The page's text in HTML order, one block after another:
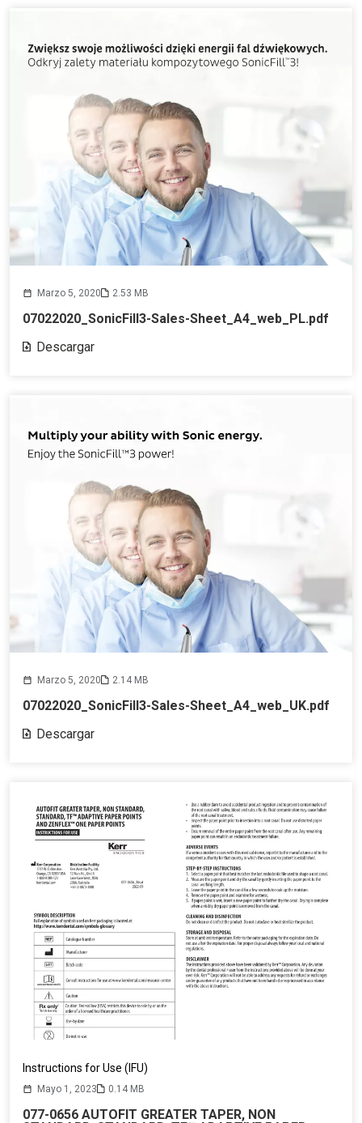
Marzo 5, 2020 2.53 MB
07022020_SonicFill3-Sales-Sheet_A4_web_PL.pdf
Descargar
Marzo 5, 2020 2.14 MB
07022020_SonicFill3-Sales-Sheet_A4_web_UK.pdf
Descargar
Instructions for Use (IFU)
Mayo 1, 2023 0.14 MB
077-0656 AUTOFIT GREATER TAPER, NON